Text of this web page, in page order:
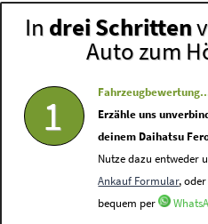
In drei Schritten
Auto zum
1
Erzähle uns
deinem Daihatsu
Nutze dazu entweder
Ankauf Formular,
bequem per